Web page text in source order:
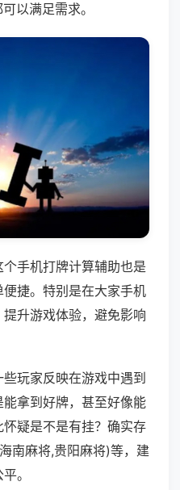
以满足需求。
手机打牌计算辅助也是
捷。特别是在大家手机
升游戏体验，避免影响
玩家反映在游戏中遇到
拿到好牌，甚至好像能
疑是不是有挂？确实存
南麻将,贵阳麻将)等，建
。